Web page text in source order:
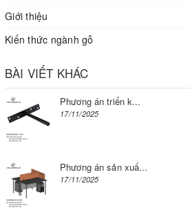
Giới thiệu
Kiến thức ngành gỗ
BÀI VIẾT KHÁC
Phương án triển k...
17/11/2025
Phương án sản xuấ...
17/11/2025